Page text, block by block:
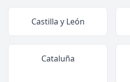
Castilla y León
Cataluña